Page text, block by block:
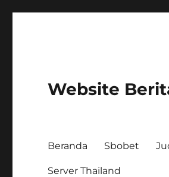
Website
Beranda Sbobet
Server Thailand